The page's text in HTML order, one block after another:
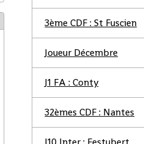
3ème CDF : St Fuscien
Joueur Décembre
J1 FA : Conty
32èmes CDF : Nantes